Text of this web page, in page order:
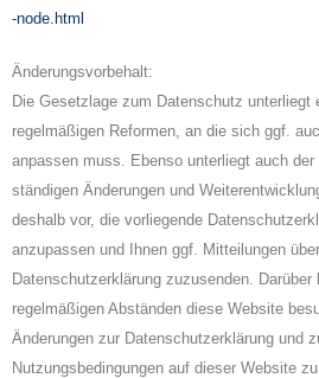
-node.html
Änderungsvorbehalt:
Die Gesetzlage zum Datenschutz unterliegt
regelmäßigen Reformen, an die sich ggf.
anpassen muss. Ebenso unterliegt auch
ständigen Änderungen und
deshalb vor, die vorliegende
anzupassen und Ihnen ggf. Mitteilungen
Datenschutzerklärung zuzusenden.
regelmäßigen Abständen diese Website
Änderungen zur Datenschutzerklärung und
Nutzungsbedingungen auf dieser Website